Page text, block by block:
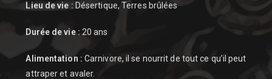
Lieu de vie : Désertique, Terres brûlées
Durée de vie : 20 ans
Alimentation : Carnivore, il se nourrit de tout ce qu’il peut
attraper et avaler.